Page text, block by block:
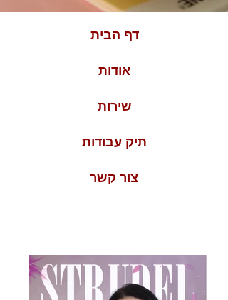
דף הבית
אודות
שירות
תיק עבודות
צור קשר